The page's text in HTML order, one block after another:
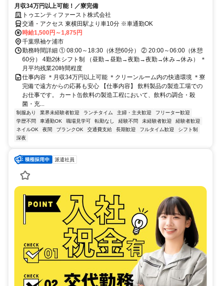
月収34万円以上可能！／寮完備
トゥエンティファースト株式会社
交通・アクセス 東横田駅より車10分 ※車通勤OK
時給1,500円～1,875円
千葉県袖ケ浦市
勤務時間詳細 ① 08:00～18:30（休憩60分） ② 20:00～06:00（休憩
60分） 4勤2休シフト制 （昼勤→昼勤→夜勤→夜勤→休み→休み） ＊
月平均残業20時間程度
仕事内容 ＊月収34万円以上可能 ＊クリーンルーム内の快適環境 ＊寮
完備で遠方からの応募も安心 【仕事内容】 飲料製品の製造工場での
お仕事です。 カート缶飲料の製造工程において、飲料の調合・殺
菌・充...
制服あり 業界未経験者歓迎 ランチタイム 主婦・主夫歓迎
フリーター歓迎
学歴不問
車通勤OK 職場見学可 転勤なし 経験不問 未経験者歓迎
経験者歓迎
ネイルOK
夜間 ブランクOK 交通費支給 長期歓迎 フルタイム歓迎
シフト制
深夜
派遣社員